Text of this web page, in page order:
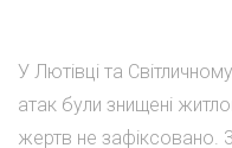
У Лютівці та
атак були знищені
жертв не зафіксовано.